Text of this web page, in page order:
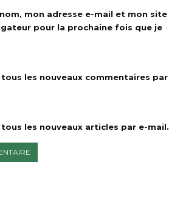
mon adresse e-mail et mon site
pour la prochaine fois que je
les nouveaux commentaires par
les nouveaux articles par e-mail.